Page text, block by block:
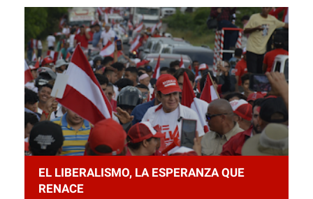
EL LIBERALISMO, LA ESPERANZA QUE
RENACE